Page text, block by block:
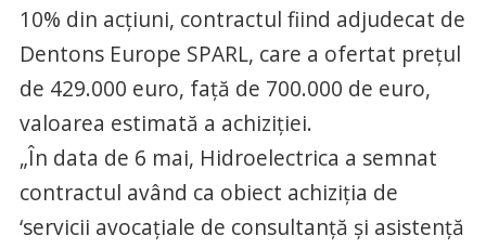
10% din acţiuni, contractul fiind adjudecat de
Dentons Europe SPARL, care a ofertat preţul
de 429.000 euro, faţă de 700.000 de euro,
valoarea estimată a achiziţiei.
„În data de 6 mai, Hidroelectrica a semnat
contractul având ca obiect achiziţia de
‘servicii avocaţiale de consultanţă şi asistenţă